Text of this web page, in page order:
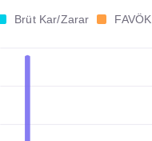
Brüt Kar/Zarar FAVÖK